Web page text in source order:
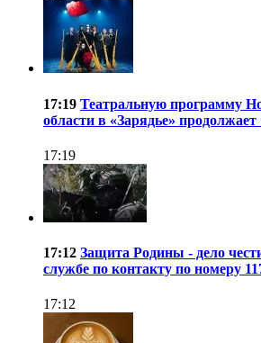
17:19 Театральную программу
области в «Зарядье»
17:19
17:12 Защита Родины - дело
службе по контакту по номеру
17:12